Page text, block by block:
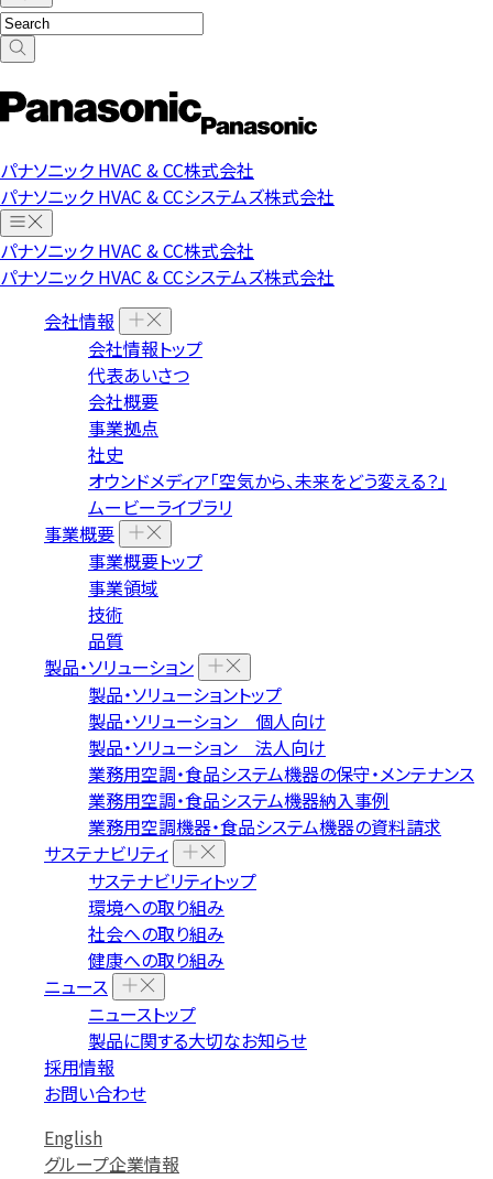
パナソニック HVAC & CC株式会社
パナソニック HVAC & CCシステムズ株式会社
パナソニック HVAC & CC株式会社
パナソニック HVAC & CCシステムズ株式会社
会社情報
会社情報トップ
代表あいさつ
会社概要
事業拠点
社史
オウンドメディア「空気から、未来をどう変える？」
ムービーライブラリ
事業概要
事業概要トップ
事業領域
技術
品質
製品・ソリューション
製品・ソリューショントップ
製品・ソリューション 個人向け
製品・ソリューション 法人向け
業務用空調・食品システム機器の保守・メンテナンス
業務用空調・食品システム機器納入事例
業務用空調機器・食品システム機器の資料請求
サステナビリティ
サステナビリティトップ
環境への取り組み
社会への取り組み
健康への取り組み
ニュース
ニューストップ
製品に関する大切なお知らせ
採用情報
お問い合わせ
English
グループ企業情報